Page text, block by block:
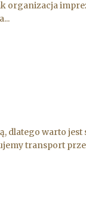
organizacja
dlatego warto jest
transport